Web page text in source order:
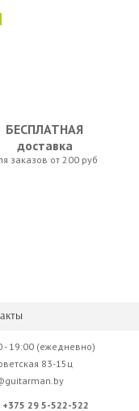
БЕСПЛАТНАЯ
доставка
заказов от 200 руб
- 19:00 (ежедневно)
83-15ц
+375 29 5-522-522